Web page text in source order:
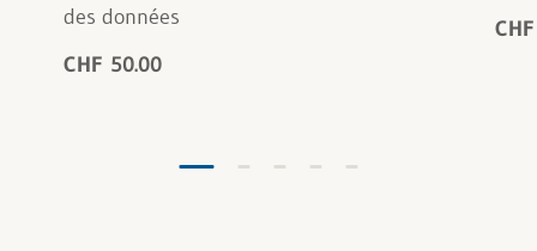
des données
CHF 50.00